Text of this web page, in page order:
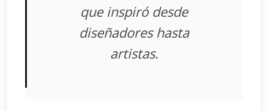
que inspiró desde
diseñadores hasta
artistas.